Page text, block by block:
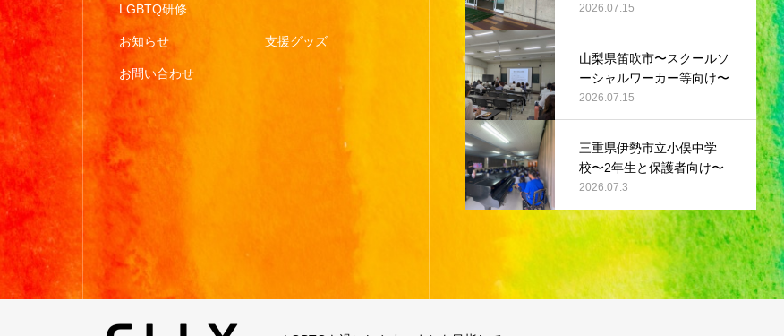
LGBTQ研修
お知らせ 支援グッズ
お問い合わせ
2026.07.15
山梨県笛吹市〜スクールソ
ーシャルワーカー等向け〜
2026.07.15
三重県伊勢市立小俣中学
校〜2年生と保護者向け〜
2026.07.3